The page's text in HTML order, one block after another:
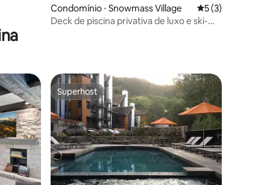
Condomínio ⋅ Snowmass Village 5 de uma
5 (3)
Deck de piscina privativa de luxo e ski-
Superhost
Superhost